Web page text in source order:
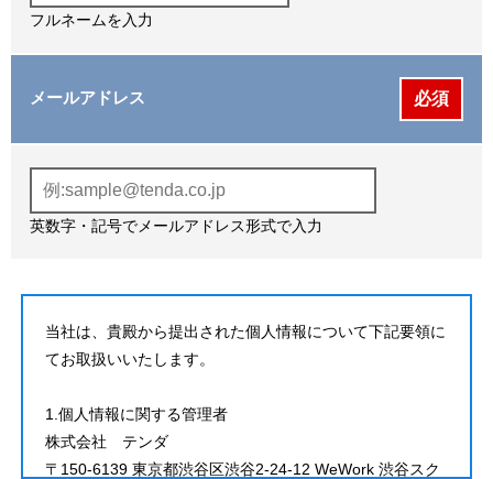
フルネームを入力
メールアドレス 必須
英数字・記号でメールアドレス形式で入力
当社は、貴殿から提出された個人情報について下記要領に
てお取扱いいたします。
1.個人情報に関する管理者
株式会社　テンダ
〒150-6139 東京都渋谷区渋谷2-24-12 WeWork 渋谷スク